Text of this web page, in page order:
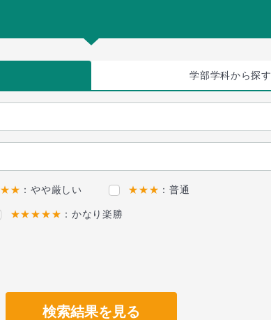
学部学科から探す
★★ ：やや厳しい ★★★ ：普通
★★★★★ ：かなり楽勝
検索結果を見る